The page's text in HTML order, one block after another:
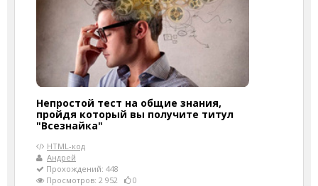
Непростой тест на общие знания,
пройдя который вы получите титул
"Всезнайка"
HTML-код
Андрей
Прохождений: 448
Просмотров: 2 952
0